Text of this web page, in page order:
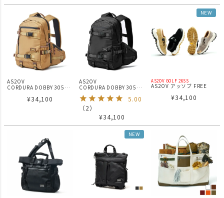
AS2OV
CORDURA DOBBY 305D
¥34,100
AS2OV
CORDURA DOBBY 305D
パック
5.00
（2）
¥34,100
NEW
AS2OV GOLF 26SS
AS2OV アッソブ FREE
クシューズ ゴルフシリー
¥34,100
NEW